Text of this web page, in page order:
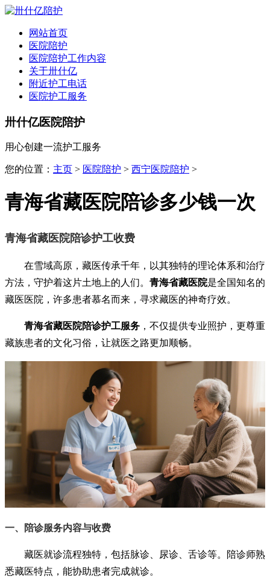
网站首页
医院陪护
医院陪护工作内容
关于卅什亿
附近护工电话
医院护工服务
卅什亿医院陪护
用心创建一流护工服务
您的位置： 主页 > 医院陪护 > 西宁医院陪护 >
青海省藏医院陪诊多少钱一次
青海省藏医院陪诊护工收费
在雪域高原，藏医传承千年，以其独特的理论体系和治疗
方法，守护着这片土地上的人们。 青海省藏医院是全国知名的
藏医医院，许多患者慕名而来，寻求藏医的神奇疗效。
青海省藏医院陪诊护工服务 ，不仅提供专业照护，更尊重
藏族患者的文化习俗，让就医之路更加顺畅。
一、陪诊服务内容与收费
藏医就诊流程独特，包括脉诊、尿诊、舌诊等。陪诊师熟
悉藏医特点，能协助患者完成就诊。